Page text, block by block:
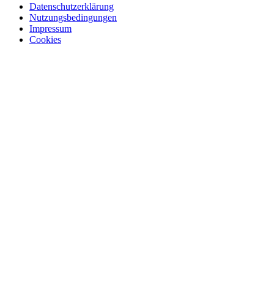
Datenschutzerklärung
Nutzungsbedingungen
Impressum
Cookies